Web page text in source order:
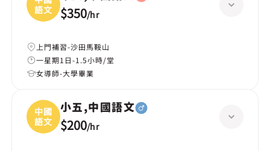
語文
$350/hr
上門補習-沙田馬鞍山
一星期1日-1.5小時/堂
女導師-大學畢業
中國
語文
小五,中國語文
$200/hr